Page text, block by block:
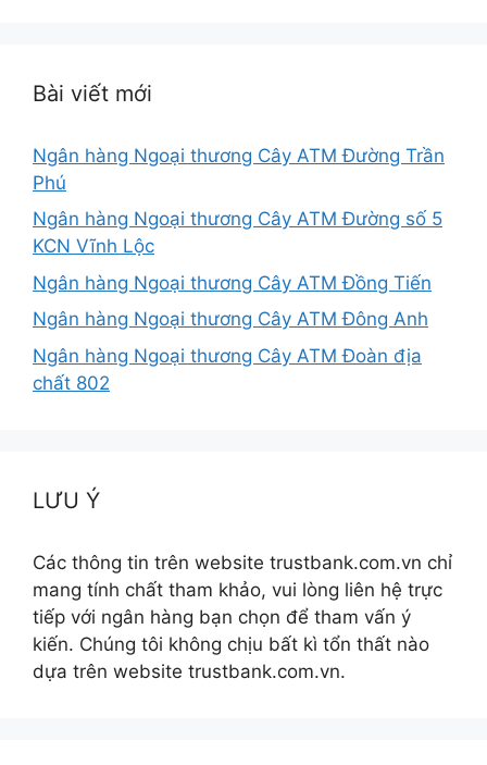
Bài viết mới
Ngân hàng Ngoại thương Cây ATM Đường Trần
Phú
Ngân hàng Ngoại thương Cây ATM Đường số 5
KCN Vĩnh Lộc
Ngân hàng Ngoại thương Cây ATM Đồng Tiến
Ngân hàng Ngoại thương Cây ATM Đông Anh
Ngân hàng Ngoại thương Cây ATM Đoàn địa
chất 802
LƯU Ý
Các thông tin trên website trustbank.com.vn chỉ
mang tính chất tham khảo, vui lòng liên hệ trực
tiếp với ngân hàng bạn chọn để tham vấn ý
kiến. Chúng tôi không chịu bất kì tổn thất nào
dựa trên website trustbank.com.vn.